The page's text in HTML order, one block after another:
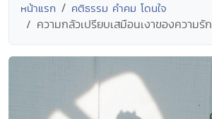
หน้าแรก คติธรรม คำคม โดนใจ
ความกลัวเปรียบเสมือนเงาของความรัก